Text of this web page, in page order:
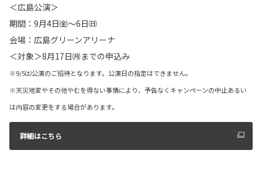
＜広島公演＞
期間：9月4日㈮～6日㈰
会場：広島グリーンアリーナ
＜対象＞8月17日㈪までの申込み
※9/5㈯公演のご招待となります。公演日の指定はできません。
※天災地変やその他やむを得ない事情により、予告なくキャンペーンの中止あるい
は内容の変更をする場合があります。
詳細はこちら